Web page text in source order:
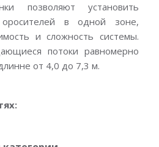
позволяют установить
в одной зоне,
и сложность системы.
потоки равномерно
от 4,0 до 7,3 м.